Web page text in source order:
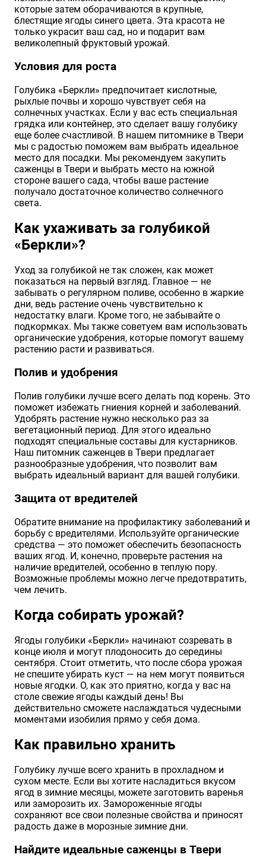
которые затем оборачиваются в крупные,
блестящие ягоды синего цвета. Эта красота не
только украсит ваш сад, но и подарит вам
великолепный фруктовый урожай.
Условия для роста
Голубика «Беркли» предпочитает кислотные,
рыхлые почвы и хорошо чувствует себя на
солнечных участках. Если у вас есть специальная
грядка или контейнер, это сделает вашу голубику
еще более счастливой. В нашем питомнике в Твери
мы с радостью поможем вам выбрать идеальное
место для посадки. Мы рекомендуем закупить
саженцы в Твери и выбрать место на южной
стороне вашего сада, чтобы ваше растение
получало достаточное количество солнечного
света.
Как ухаживать за голубикой
«Беркли»?
Уход за голубикой не так сложен, как может
показаться на первый взгляд. Главное — не
забывать о регулярном поливе, особенно в жаркие
дни, ведь растение очень чувствительно к
недостатку влаги. Кроме того, не забывайте о
подкормках. Мы также советуем вам использовать
органические удобрения, которые помогут вашему
растению расти и развиваться.
Полив и удобрения
Полив голубики лучше всего делать под корень. Это
поможет избежать гниения корней и заболеваний.
Удобрять растение нужно несколько раз за
вегетационный период. Для этого идеально
подходят специальные составы для кустарников.
Наш питомник саженцев в Твери предлагает
разнообразные удобрения, что позволит вам
выбрать идеальный вариант для вашей голубики.
Защита от вредителей
Обратите внимание на профилактику заболеваний и
борьбу с вредителями. Используйте органические
средства — это поможет обеспечить безопасность
ваших ягод. И, конечно, проверьте растения на
наличие вредителей, особенно в теплую пору.
Возможные проблемы можно легче предотвратить,
чем лечить.
Когда собирать урожай?
Ягоды голубики «Беркли» начинают созревать в
конце июля и могут плодоносить до середины
сентября. Стоит отметить, что после сбора урожая
не спешите убирать куст — на нем могут появиться
новые ягодки. О, как это приятно, когда у вас на
столе свежие ягоды каждый день! Вы
действительно сможете наслаждаться чудесными
моментами изобилия прямо у себя дома.
Как правильно хранить
Голубику лучше всего хранить в прохладном и
сухом месте. Если вы хотите насладиться вкусом
ягод в зимние месяцы, можете заготовить варенья
или заморозить их. Замороженные ягоды
сохраняют все свои полезные свойства и приносят
радость даже в морозные зимние дни.
Найдите идеальные саженцы в Твери